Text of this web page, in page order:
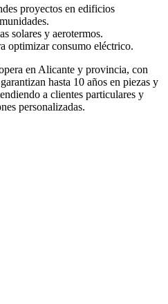
proyectos en edificios
solares y aerotermos.
optimizar consumo eléctrico.
en Alicante y provincia, con
hasta 10 años en piezas y
a clientes particulares y
personalizadas.